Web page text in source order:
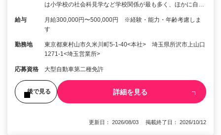
は小学校の社会科見学など学校関係が最も多く、ほかに自…
給与
月給300,000円〜500,000円 ※経験・能力・年齢考慮しま
す
勤務地
東京都東村山市久米川町5-1-40<本社> 埼玉県所沢市上山口
1271-1<埼玉営業所>
応募資格 大型自動車第二種免許
後で見る 詳細を見る
更新日： 2026/08/03 掲載終了日： 2026/10/12